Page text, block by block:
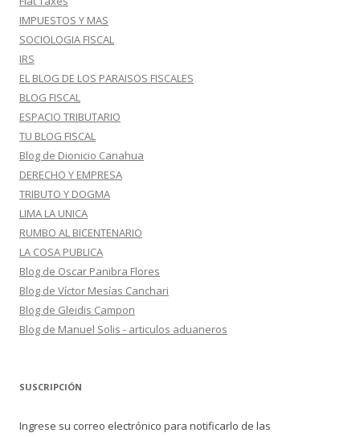
IMPUESTOS Y MAS
SOCIOLOGIA FISCAL
IRS
EL BLOG DE LOS PARAISOS FISCALES
BLOG FISCAL
ESPACIO TRIBUTARIO
TU BLOG FISCAL
Blog de Dionicio Canahua
DERECHO Y EMPRESA
TRIBUTO Y DOGMA
LIMA LA UNICA
RUMBO AL BICENTENARIO
LA COSA PUBLICA
Blog de Oscar Panibra Flores
Blog de Víctor Mesías Canchari
Blog de Gleidis Campon
Blog de Manuel Solis - articulos aduaneros
SUSCRIPCIÓN
Ingrese su correo electrónico para notificarlo de las